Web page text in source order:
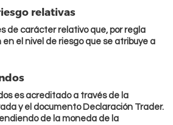
relativas
de carácter relativo que, por regla
el nivel de riesgo que se atribuye a
es acreditado a través de la
y el documento Declaración Trader.
de la moneda de la